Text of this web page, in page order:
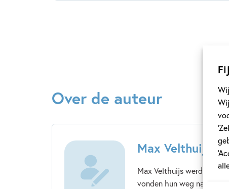
Over de auteur
Max Velthuijs
Max Velthuijs werd op 22
vonden hun weg naar